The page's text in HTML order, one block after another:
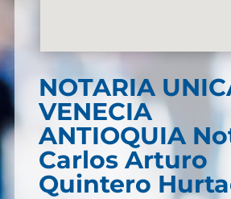
NOTARIA
VENECIA
ANTIOQUIA
Carlos Arturo
Quintero